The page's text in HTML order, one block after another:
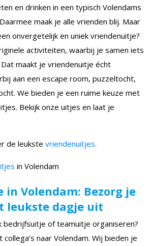
en drinken in een typisch Volendams
maak je alle vrienden blij. Maar
onvergetelijk en uniek vriendenuitje?
activiteiten, waarbij je samen iets
maakt je vriendenuitje écht
aan een escape room, puzzeltocht,
We bieden je een ruime keuze met
Bekijk onze uitjes en laat je
de leukste vriendenuitjes.
in Volendam
Volendam: Bezorg je
leukste dagje uit
bedrijfsuitje of teamuitje organiseren?
naar Volendam. Wij bieden je